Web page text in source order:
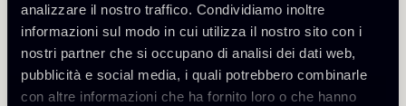
analizzare il nostro traffico. Condividiamo inoltre
informazioni sul modo in cui utilizza il nostro sito con i
nostri partner che si occupano di analisi dei dati web,
pubblicità e social media, i quali potrebbero combinarle
con altre informazioni che ha fornito loro o che hanno
Scarica Allegati
20211012---Chiomenti---